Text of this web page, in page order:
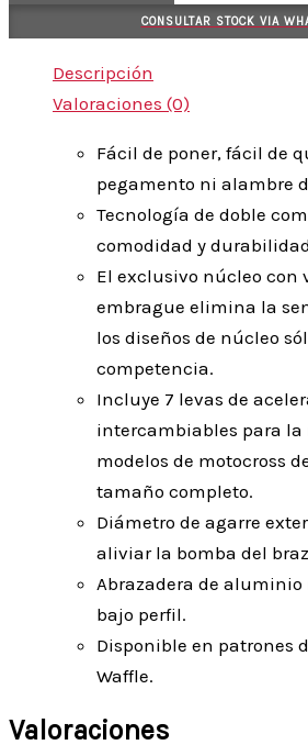
CONSULTAR STOCK VIA
Descripción
Valoraciones (0)
Fácil de poner, fácil de
pegamento ni alambre
Tecnología de doble
comodidad y
El exclusivo núcleo con
embrague elimina la
los diseños de núcleo
competencia.
Incluye 7 levas de
intercambiables para la
modelos de motocross
tamaño completo.
Diámetro de agarre
aliviar la bomba del
Abrazadera de aluminio
bajo perfil.
Disponible en patrones
Waffle.
Valoraciones